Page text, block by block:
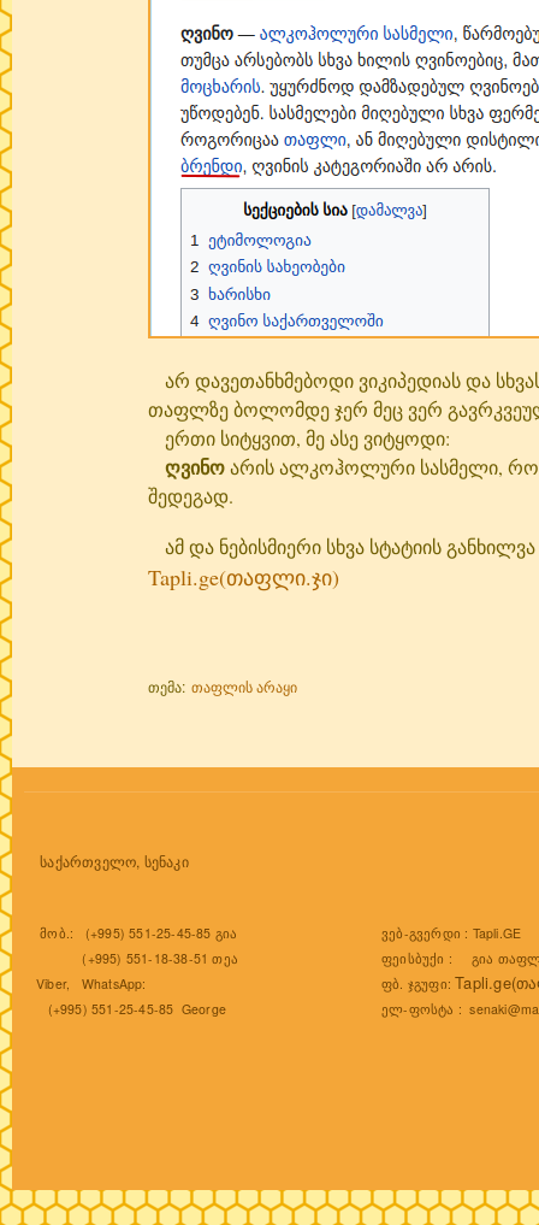
არ დავეთანხმებოდი ვიკიპედიას და
თაფლზე ბოლომდე ჯერ მეც ვერ
ერთი სიტყვით, მე ასე ვიტყოდი:
ღვინოარის ალკოჰოლური სასმელი,
შედეგად.
ამ და ნებისმიერი სხვა სტატიის
Tapli.ge(თაფლი.ჯი)
თემა: თაფლის არაყი
საქართველო, სენაკი
მობ.: (+995) 551-25-45-85 გია
(+995) 551-18-38-51 თეა
Viber, WhatsApp:
(+995) 551-25-45-85 George
ვებ-გვერდი : Tapli.GE
ფეისბუქი : გია
ფბ. ჯგუფი:
ელ-ფოსტა :